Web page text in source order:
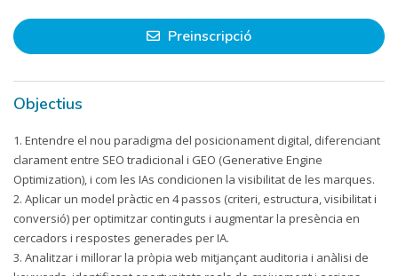
Preinscripció
Objectius
1. Entendre el nou paradigma del posicionament digital, diferenciant
clarament entre SEO tradicional i GEO (Generative Engine
Optimization), i com les IAs condicionen la visibilitat de les marques.
2. Aplicar un model pràctic en 4 passos (criteri, estructura, visibilitat i
conversió) per optimitzar continguts i augmentar la presència en
cercadors i respostes generades per IA.
3. Analitzar i millorar la pròpia web mitjançant auditoria i anàlisi de